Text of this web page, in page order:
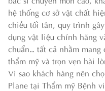
hệ thống cơ sở vật chất
chiều tối tân, quy trình
dụng vật liệu chính hãng
chuẩn… tất cả nhằm
thẩm mỹ và trọn vẹn hài
Vì sao khách hàng nên
Plane tại Thẩm mỹ Bệnh